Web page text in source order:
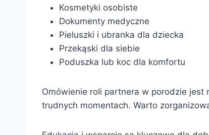
Kosmetyki osobiste
Dokumenty medyczne
Pieluszki i ubranka dla dziecka
Przekąski dla siebie
Poduszka lub koc dla komfortu
Omówienie roli partnera w porodzie
trudnych momentach. Warto